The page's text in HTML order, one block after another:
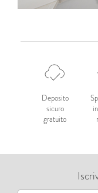
Deposito
sicuro
gratuito